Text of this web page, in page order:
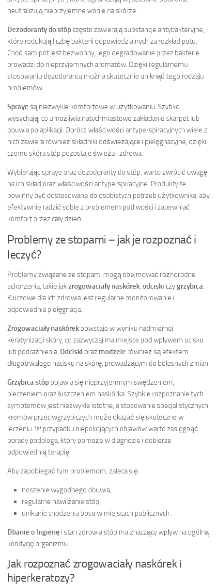
neutralizują nieprzyjemne wonie na skórze.
Dezodoranty do stópczęsto zawierają substancje antybakteryjne,
które redukują liczbę bakterii odpowiedzialnych za rozkład potu.
Choć sam pot jest bezwonny, jego degradowanie przez bakterie
prowadzi do nieprzyjemnych aromatów. Dzięki regularnemu
stosowaniu dezodorantu można skutecznie uniknąć tego rodzaju
problemów.
Spraye są niezwykle komfortowe w użytkowaniu. Szybko
wysychają, co umożliwia natychmiastowe zakładanie skarpet lub
obuwia po aplikacji. Oprócz właściwości antyperspiracyjnych wiele z
nich zawiera również składniki odświeżające i pielęgnacyjne, dzięki
czemu skóra stóp pozostaje świeża i zdrowa.
Wybierając spraye oraz dezodoranty do stóp, warto zwrócić uwagę
na ich skład oraz właściwości antyperspiracyjne. Produkty te
powinny być dostosowane do osobistych potrzeb użytkownika, aby
efektywnie radzić sobie z problemem potliwości i zapewniać
komfort przez cały dzień.
Problemy ze stopami – jak je rozpoznać i
leczyć?
Problemy związane ze stopami mogą obejmować różnorodne
schorzenia, takie jakzrogowaciały naskórek, odciski czygrzybica.
Kluczowe dla ich zdrowia jest regularne monitorowanie i
odpowiednia pielęgnacja.
Zrogowaciały naskórek powstaje w wyniku nadmiernej
keratynizacji skóry, co zazwyczaj ma miejsce pod wpływem ucisku
lub podrażnienia. Odciski oraz modzele również są efektem
długotrwałego nacisku na skórę, prowadzącym do bolesnych zmian.
Grzybica stópobjawia się nieprzyjemnym swędzeniem,
pieczeniem oraz łuszczeniem naskórka. Szybkie rozpoznanie tych
symptomów jest niezwykle istotne, a stosowanie specjalistycznych
kremów przeciwgrzybiczych może okazać się skuteczne w
leczeniu. W przypadku niepokojących objawów warto zasięgnąć
porady podologa, który pomoże w diagnozie i dobierze
odpowiednią terapię.
Aby zapobiegać tym problemom, zaleca się:
noszenie wygodnego obuwia,
regularne nawilżanie stóp,
unikanie chodzenia boso w miejscach publicznych.
Dbanie o higienę i stan zdrowia stóp ma znaczący wpływ na ogólną
kondycję organizmu.
Jak rozpoznać zrogowaciały naskórek i
hiperkeratozy?